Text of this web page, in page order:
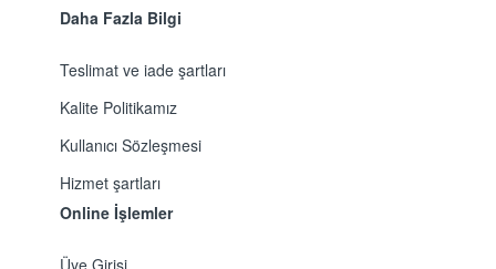
Daha Fazla Bilgi
Teslimat ve iade şartları
Kalite Politikamız
Kullanıcı Sözleşmesi
Hizmet şartları
Online İşlemler
Üye Girişi